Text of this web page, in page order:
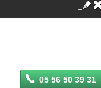
05 56 50 39 31